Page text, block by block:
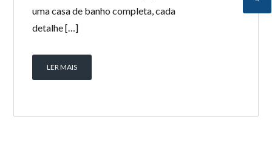
uma casa de banho completa, cada
detalhe […]
LER MAIS